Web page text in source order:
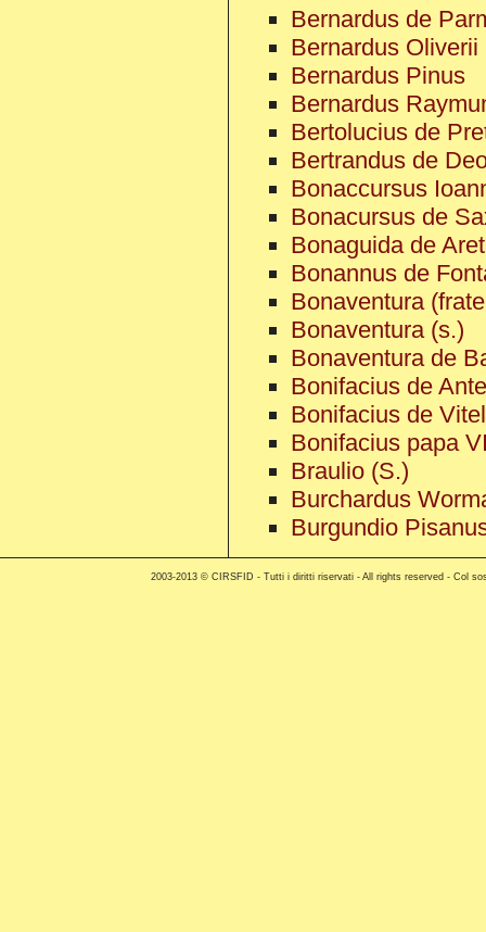
Bernardus de
Bernardus Oliverii
Bernardus Pinus
Bernardus
Bertolucius de
Bertrandus de
Bonaccursus
Bonacursus de
Bonaguida de
Bonannus de
Bonaventura
Bonaventura (s.)
Bonaventura de
Bonifacius de
Bonifacius de
Bonifacius papa
Braulio (S.)
Burchardus
Burgundio
2003-2013 © CIRSFID - Tutti i diritti riservati - All rights reserved - Col